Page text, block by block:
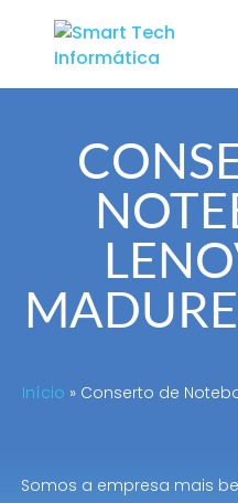
Início » Conserto de
Somos a empresa mais